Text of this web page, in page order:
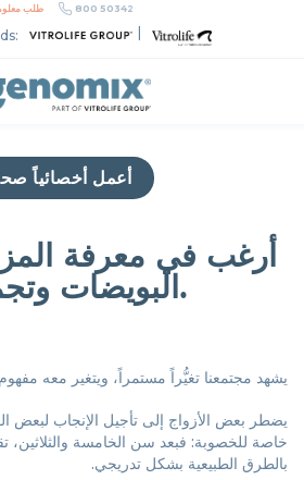
طلب 800 50342
أعمل أخصائياً
أرغب في معرفة
البويضات وتجميدها.
يشهد مجتمعنا تغيُّراً مستمراً، ويتغير معه
يضطر بعض الأزواج إلى تأجيل الإنجاب لبعض
خاصة للخصوبة: فبعد سن الخامسة
بالطرق الطبيعية بشكل تدريجي.